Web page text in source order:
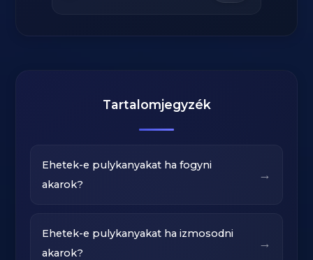
Tartalomjegyzék
Ehetek-e pulykanyakat ha fogyni
akarok?
→
Ehetek-e pulykanyakat ha izmosodni
akarok?
→